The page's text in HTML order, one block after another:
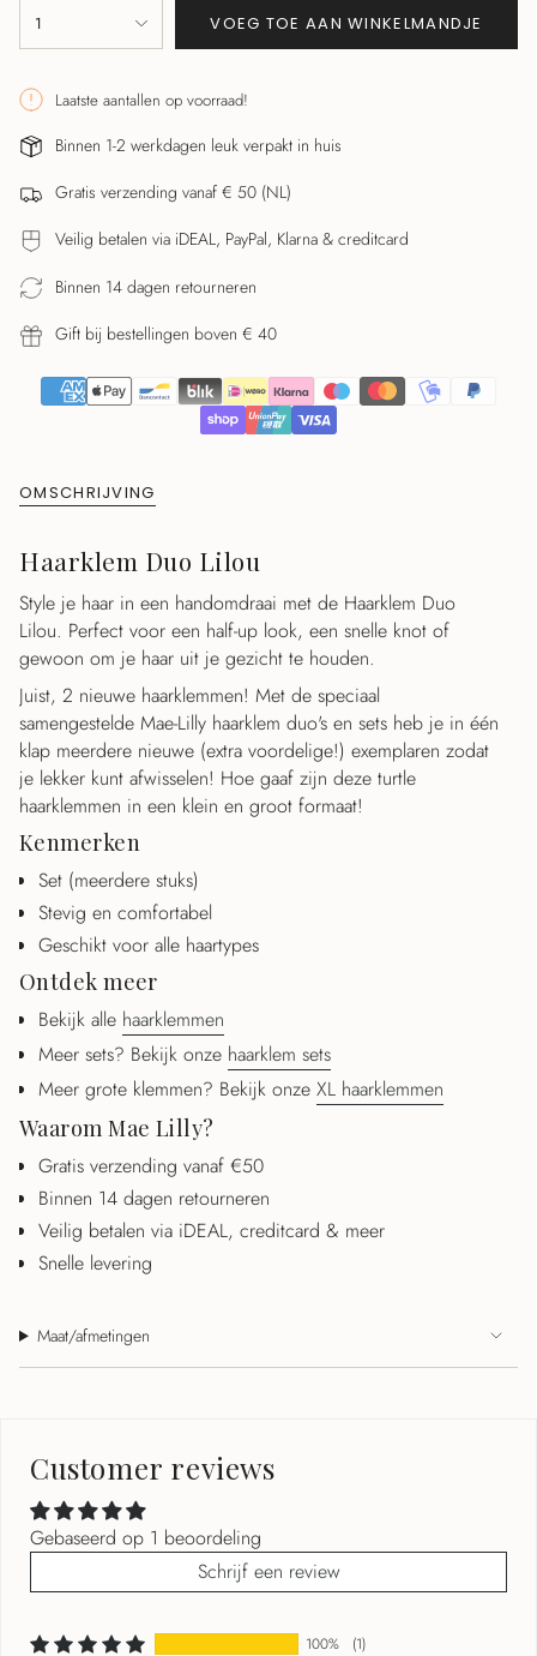
<span
cart\">
{{
quantity
</span>
in
winkelwagen",
"decrease"=>"Aantal
voor
product
{{
}}",
"minimum_of"=>"Minimaal
{{
quantity
}}",
"maximum_of"=>"Maximaal
{{
quantity
}}"}
1 VOEG TOE AAN WINKELMANDJE
Laatste aantallen op voorraad!
Binnen 1-2 werkdagen leuk verpakt in huis
Gratis verzending vanaf € 50 (NL)
Veilig betalen via iDEAL, PayPal, Klarna & creditcard
Binnen 14 dagen retourneren
Gift bij bestellingen boven € 40
OMSCHRIJVING
Haarklem Duo Lilou
Style je haar in een handomdraai met de Haarklem Duo
Lilou. Perfect voor een half-up look, een snelle knot of
gewoon om je haar uit je gezicht te houden.
Juist, 2 nieuwe haarklemmen! Met de speciaal
samengestelde Mae-Lilly haarklem duo's en sets heb je in één
klap meerdere nieuwe (extra voordelige!) exemplaren zodat
je lekker kunt afwisselen! Hoe gaaf zijn deze turtle
haarklemmen in een klein en groot formaat!
Kenmerken
Set (meerdere stuks)
Stevig en comfortabel
Geschikt voor alle haartypes
Ontdek meer
Bekijk alle haarklemmen
Meer sets? Bekijk onze haarklem sets
Meer grote klemmen? Bekijk onze XL haarklemmen
Waarom Mae Lilly?
Gratis verzending vanaf €50
Binnen 14 dagen retourneren
Veilig betalen via iDEAL, creditcard & meer
Snelle levering
Maat/afmetingen
Customer reviews
Gebaseerd op 1 beoordeling
Schrijf een review
100% (1)